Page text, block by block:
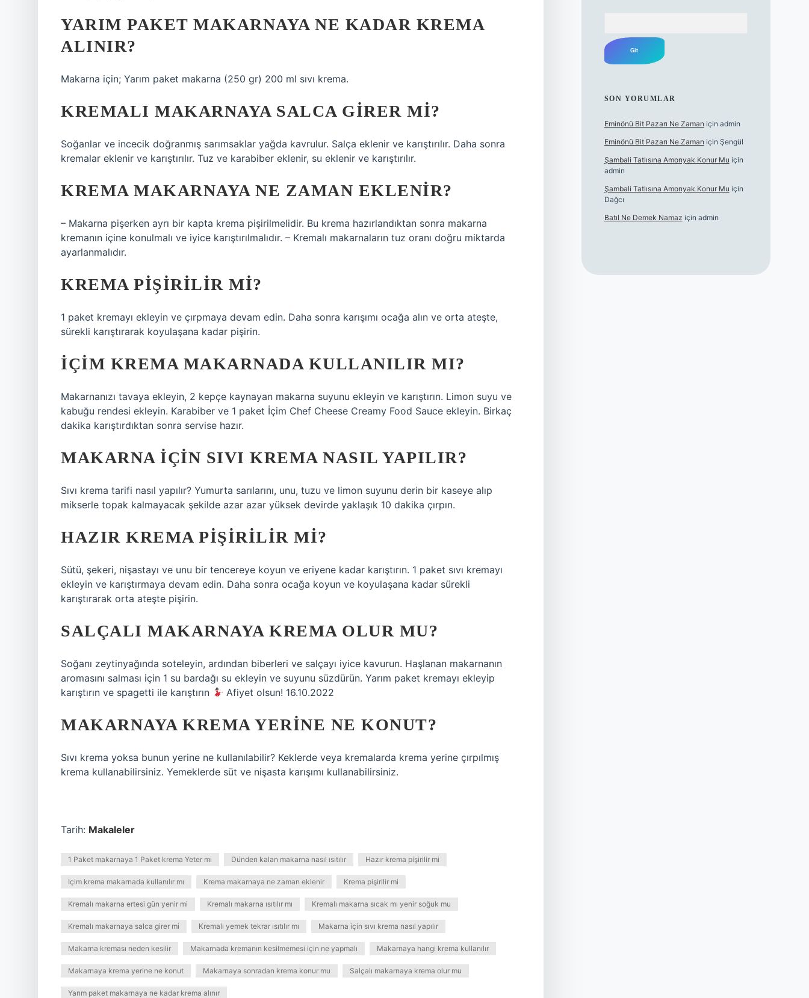
YARIM PAKET MAKARNAYA NE KADAR KREMA
ALINIR?
Makarna için; Yarım paket makarna (250 gr) 200 ml sıvı krema.
KREMALI MAKARNAYA SALCA GIRER MI?
Soğanlar ve incecik doğranmış sarımsaklar yağda kavrulur. Salça eklenir ve karıştırılır. Daha sonra
kremalar eklenir ve karıştırılır. Tuz ve karabiber eklenir, su eklenir ve karıştırılır.
KREMA MAKARNAYA NE ZAMAN EKLENIR?
– Makarna pişerken ayrı bir kapta krema pişirilmelidir. Bu krema hazırlandıktan sonra makarna
kremanın içine konulmalı ve iyice karıştırılmalıdır. – Kremalı makarnaların tuz oranı doğru miktarda
ayarlanmalıdır.
KREMA PIŞIRILIR MI?
1 paket kremayı ekleyin ve çırpmaya devam edin. Daha sonra karışımı ocağa alın ve orta ateşte,
sürekli karıştırarak koyulaşana kadar pişirin.
İÇIM KREMA MAKARNADA KULLANILIR MI?
Makarnanızı tavaya ekleyin, 2 kepçe kaynayan makarna suyunu ekleyin ve karıştırın. Limon suyu ve
kabuğu rendesi ekleyin. Karabiber ve 1 paket İçim Chef Cheese Creamy Food Sauce ekleyin. Birkaç
dakika karıştırdıktan sonra servise hazır.
MAKARNA IÇIN SIVI KREMA NASIL YAPILIR?
Sıvı krema tarifi nasıl yapılır? Yumurta sarılarını, unu, tuzu ve limon suyunu derin bir kaseye alıp
mikserle topak kalmayacak şekilde azar azar yüksek devirde yaklaşık 10 dakika çırpın.
HAZIR KREMA PIŞIRILIR MI?
Sütü, şekeri, nişastayı ve unu bir tencereye koyun ve eriyene kadar karıştırın. 1 paket sıvı kremayı
ekleyin ve karıştırmaya devam edin. Daha sonra ocağa koyun ve koyulaşana kadar sürekli
karıştırarak orta ateşte pişirin.
SALÇALI MAKARNAYA KREMA OLUR MU?
Soğanı zeytinyağında soteleyin, ardından biberleri ve salçayı iyice kavurun. Haşlanan makarnanın
aromasını salması için 1 su bardağı su ekleyin ve suyunu süzdürün. Yarım paket kremayı ekleyip
karıştırın ve spagetti ile karıştırın
Afiyet olsun! 16.10.2022
MAKARNAYA KREMA YERINE NE KONUT?
Sıvı krema yoksa bunun yerine ne kullanılabilir? Keklerde veya kremalarda krema yerine çırpılmış
krema kullanabilirsiniz. Yemeklerde süt ve nişasta karışımı kullanabilirsiniz.
Tarih: Makaleler
1 Paket makarnaya 1 Paket krema Yeter mi Dünden kalan makarna nasıl ısıtılır Hazır krema pişirilir mi
İçim krema makarnada kullanılır mı Krema makarnaya ne zaman eklenir Krema pişirilir mi
Kremalı makarna ertesi gün yenir mi Kremalı makarna ısıtılır mı Kremalı makarna sıcak mı yenir soğuk mu
Kremalı makarnaya salca girer mi Kremalı yemek tekrar ısıtılır mı Makarna için sıvı krema nasıl yapılır
Makarna kreması neden kesilir Makarnada kremanın kesilmemesi için ne yapmalı Makarnaya hangi krema kullanılır
Makarnaya krema yerine ne konut Makarnaya sonradan krema konur mu Salçalı makarnaya krema olur mu
Yarım paket makarnaya ne kadar krema alınır
SON YORUMLAR
Eminönü Bit Pazarı Ne Zaman için admin
Eminönü Bit Pazarı Ne Zaman için Şengül
Şambali Tatlısına Amonyak Konur Mu için
admin
Şambali Tatlısına Amonyak Konur Mu için
Dağcı
Batıl Ne Demek Namaz için admin